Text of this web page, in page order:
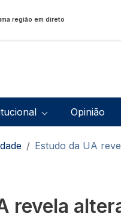
região em direto
Opinião
Estudo da UA
revela